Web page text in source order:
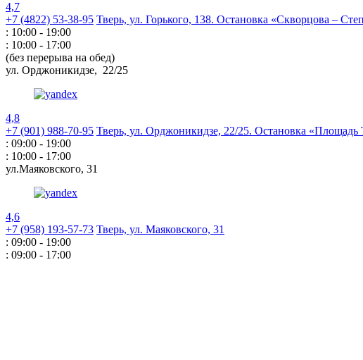
4,7
+7 (4822) 53-38-95 Тверь, ул. Горького, 138. Остановка «Скворцова –
: 10:00 - 19:00
: 10:00 - 17:00
(без перерыва на обед)
ул. Орджоникидзе, 22/25
4,8
+7 (901) 988-70-95 Тверь, ул. Орджоникидзе, 22/25. Остановка «Площадь
: 09:00 - 19:00
: 10:00 - 17:00
ул.Маяковского, 31
4,6
+7 (958) 193-57-73 Тверь, ул. Маяковского, 31
: 09:00 - 19:00
: 09:00 - 17:00